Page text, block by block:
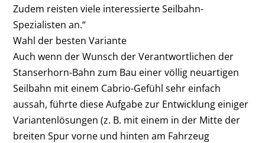
Zudem reisten viele interessierte Seilbahn-
Spezialisten an.“
Wahl der besten Variante
Auch wenn der Wunsch der Verantwortlichen der
Stanserhorn-Bahn zum Bau einer völlig neuartigen
Seilbahn mit einem Cabrio-Gefühl sehr einfach
aussah, führte diese Aufgabe zur Entwicklung einiger
Variantenlösungen (z. B. mit einem in der Mitte der
breiten Spur vorne und hinten am Fahrzeug